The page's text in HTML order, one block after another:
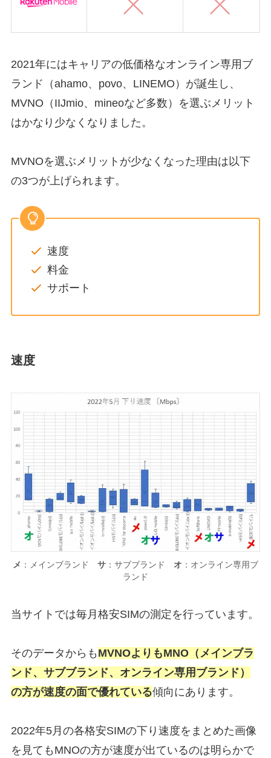
2021年にはキャリアの低価格なオンライン専用ブ
ランド（ahamo、povo、LINEMO）が誕生し、
MVNO（IIJmio、mineoなど多数）を選ぶメリット
はかなり少なくなりました。
MVNOを選ぶメリットが少なくなった理由は以下
の3つが上げられます。
速度
料金
サポート
速度
メ ：メインブランド サ ：サブブランド オ ：オンライン専用ブ
ランド
当サイトでは毎月格安SIMの測定を行っています。
そのデータからも MVNOよりもMNO（メインブラ
ンド、サブブランド、オンライン専用ブランド）
の方が速度の面で優れている傾向にあります。
2022年5月の各格安SIMの下り速度をまとめた画像
を見てもMNOの方が速度が出ているのは明らかで